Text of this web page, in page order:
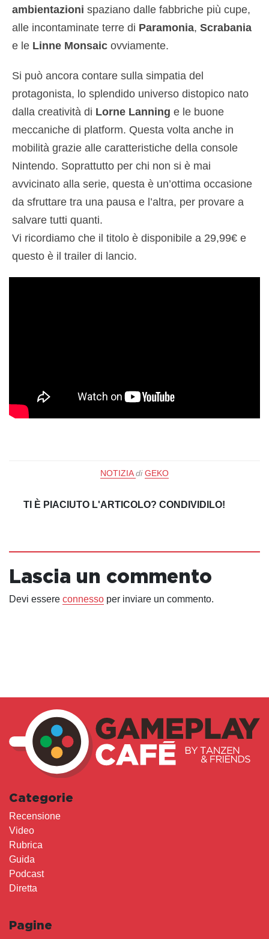
ambientazioni spaziano dalle fabbriche più cupe,
alle incontaminate terre di Paramonia, Scrabania
e le Linne Monsaic ovviamente.
Si può ancora contare sulla simpatia del
protagonista, lo splendido universo distopico nato
dalla creatività di Lorne Lanning e le buone
meccaniche di platform. Questa volta anche in
mobilità grazie alle caratteristiche della console
Nintendo. Soprattutto per chi non si è mai
avvicinato alla serie, questa è un’ottima occasione
da sfruttare tra una pausa e l’altra, per provare a
salvare tutti quanti.
Vi ricordiamo che il titolo è disponibile a 29,99€ e
questo è il trailer di lancio.
NOTIZIA di GEKO
TI È PIACIUTO L'ARTICOLO? CONDIVIDILO!
Lascia un commento
Devi essere connesso per inviare un commento.
Categorie
Recensione
Video
Rubrica
Guida
Podcast
Diretta
Pagine